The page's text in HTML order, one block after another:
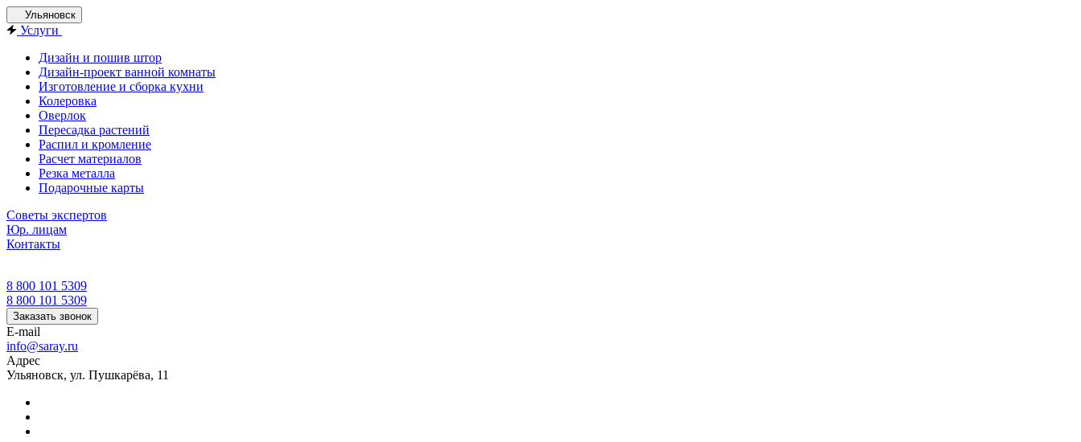
Ульяновск
Услуги
Дизайн и пошив штор
Дизайн-проект ванной комнаты
Изготовление и сборка кухни
Колеровка
Оверлок
Пересадка растений
Распил и кромление
Расчет материалов
Резка металла
Подарочные карты
Советы экспертов
Юр. лицам
Контакты
8 800 101 5309
8 800 101 5309
Заказать звонок
E-mail
info@saray.ru
Адрес
Ульяновск, ул. Пушкарёва, 11